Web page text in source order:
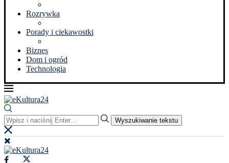
Rozrywka
Porady i ciekawostki
Biznes
Dom i ogród
Technologia
Wyszukiwanie tekstu